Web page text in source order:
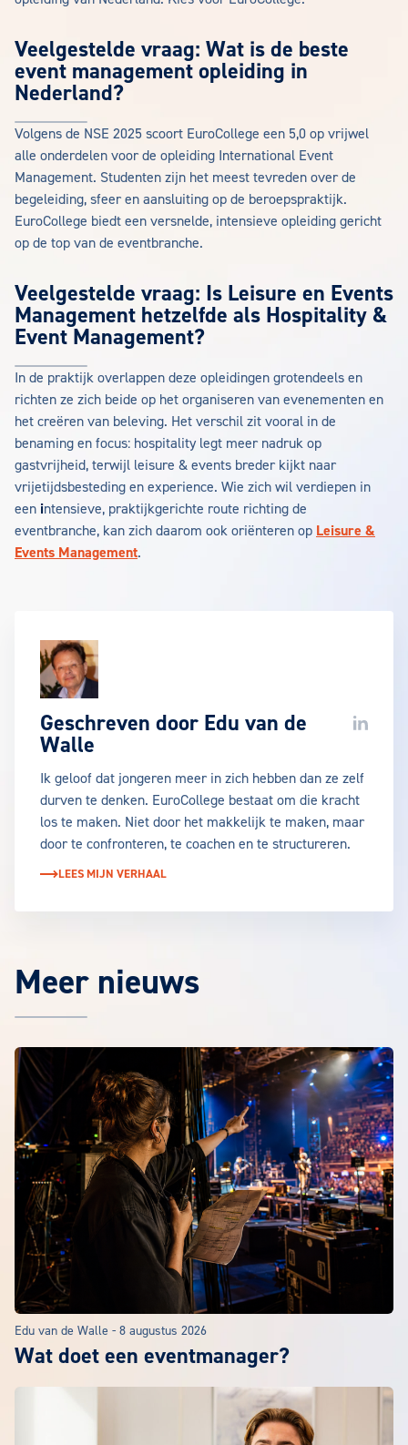
Veelgestelde vraag: Wat is de beste
event management opleiding in
Nederland?
Volgens de NSE 2025 scoort EuroCollege een 5,0 op vrijwel
alle onderdelen voor de opleiding International Event
Management. Studenten zijn het meest tevreden over de
begeleiding, sfeer en aansluiting op de beroepspraktijk.
EuroCollege biedt een versnelde, intensieve opleiding gericht
op de top van de eventbranche.
Veelgestelde vraag: Is Leisure en Events
Management hetzelfde als Hospitality &
Event Management?
In de praktijk overlappen deze opleidingen grotendeels en
richten ze zich beide op het organiseren van evenementen en
het creëren van beleving. Het verschil zit vooral in de
benaming en focus: hospitality legt meer nadruk op
gastvrijheid, terwijl leisure & events breder kijkt naar
vrijetijdsbesteding en experience. Wie zich wil verdiepen in
een intensieve, praktijkgerichte route richting de
eventbranche, kan zich daarom ook oriënteren op Leisure &
Events Management.
Geschreven door Edu van de
Walle
LinkedIn
Ik geloof dat jongeren meer in zich hebben dan ze zelf
durven te denken. EuroCollege bestaat om die kracht
los te maken. Niet door het makkelijk te maken, maar
door te confronteren, te coachen en te structureren.
LEES MIJN VERHAAL
Meer nieuws
Edu van de Walle - 8 augustus 2026
Wat doet een eventmanager?